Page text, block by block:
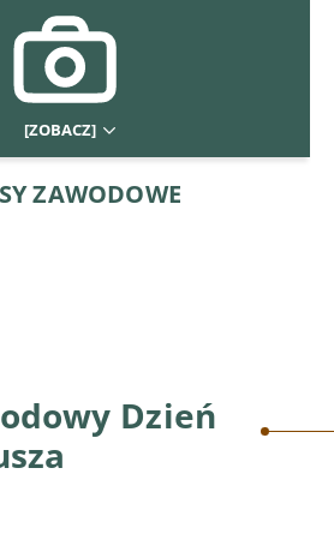
[ZOBACZ]
ZAWODOWE
Dzień